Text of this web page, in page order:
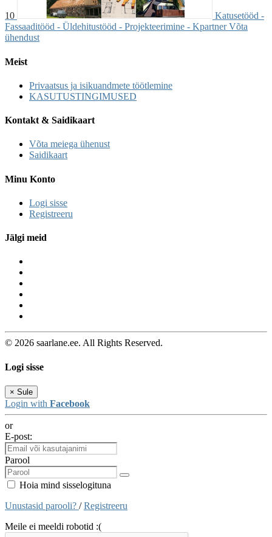
10
Katusetööd -
Fassaaditööd - Üldehitustööd - Projekteerimine - Kpartner Võta
ühendust
Meist
Privaatsus ja isikuandmete töötlemine
KASUTUSTINGIMUSED
Kontakt & Saidikaart
Võta meiega ühenust
Saidikaart
Minu Konto
Logi sisse
Registreeru
Jälgi meid
© 2026 saarlane.ee. All Rights Reserved.
Logi sisse
× Sule
Login with Facebook
or
E-post:
Parool
Hoia mind sisselogituna
Unustasid parooli? /Registreeru
Meile ei meeldi robotid :(